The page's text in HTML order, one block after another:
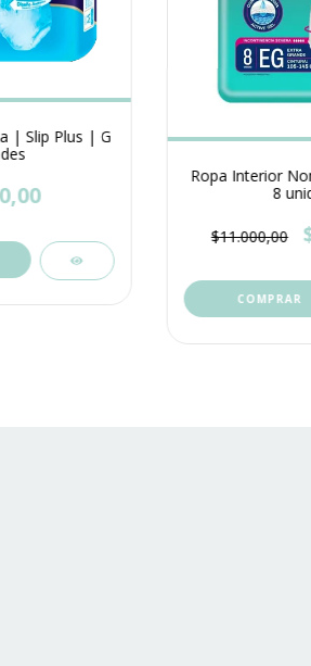
| Slip Plus | G
Ropa Interior
8
$11.000,00
COMPRAR